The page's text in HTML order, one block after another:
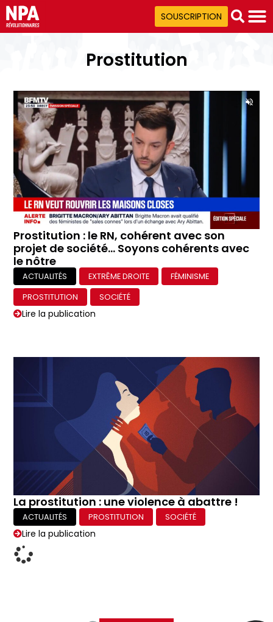
SOUSCRIPTION
Prostitution
Prostitution : le RN, cohérent avec son
projet de société… Soyons cohérents avec
le nôtre
ACTUALITÉS EXTRÊME DROITE
FÉMINISME
PROSTITUTION
SOCIÉTÉ
Lire la publication
La prostitution : une violence à abattre !
ACTUALITÉS PROSTITUTION SOCIÉTÉ
Lire la publication